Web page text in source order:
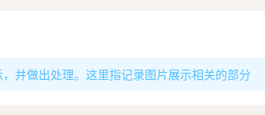
并做出处理。这里指记录图片展示相关的部分